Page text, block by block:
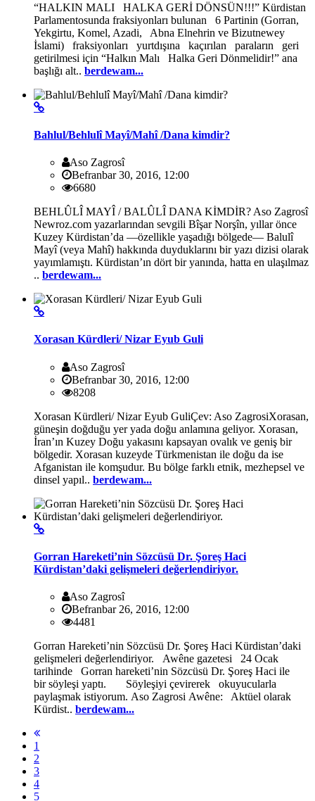
“HALKIN MALI HALKA GERİ DÖNSÜN!!!” Kürdistan
Parlamentosunda fraksiyonları bulunan 6 Partinin (Gorran,
Yekgirtu, Komel, Azadi, Abna Elnehrin ve Bizutnewey
İslami) fraksiyonları yurtdışına kaçırılan paraların geri
getirilmesi için “Halkın Malı Halka Geri Dönmelidir!” ana
başlığı alt.. berdewam...
Bahlul/Behlulî Mayî/Mahî /Dana kimdir?
Aso Zagrosî
Befranbar 30, 2016, 12:00
6680
BEHLÛLÎ MAYÎ / BALÛLÎ DANA KİMDİR? Aso Zagrosî
Newroz.com yazarlarından sevgili Bîşar Norşîn, yıllar önce
Kuzey Kürdistan’da —özellikle yaşadığı bölgede— Balulî
Mayî (veya Mahî) hakkında duyduklarını bir yazı dizisi olarak
yayımlamıştı. Kürdistan’ın dört bir yanında, hatta en ulaşılmaz
.. berdewam...
Xorasan Kürdleri/ Nizar Eyub Guli
Aso Zagrosî
Befranbar 30, 2016, 12:00
8208
Xorasan Kürdleri/ Nizar Eyub GuliÇev: Aso ZagrosiXorasan,
güneşin doğduğu yer yada doğu anlamına geliyor. Xorasan,
İran’ın Kuzey Doğu yakasını kapsayan ovalık ve geniş bir
bölgedir. Xorasan kuzeyde Türkmenistan ile doğu da ise
Afganistan ile komşudur. Bu bölge farklı etnik, mezhepsel ve
dinsel yapıl.. berdewam...
Gorran Hareketi’nin Sözcüsü Dr. Şoreş Haci
Kürdistan’daki gelişmeleri değerlendiriyor.
Aso Zagrosî
Befranbar 26, 2016, 12:00
4481
Gorran Hareketi’nin Sözcüsü Dr. Şoreş Haci Kürdistan’daki
gelişmeleri değerlendiriyor. Awêne gazetesi 24 Ocak
tarihinde Gorran hareketi’nin Sözcüsü Dr. Şoreş Haci ile
bir söyleşi yaptı. Söyleşiyi çevirerek okuyucularla
paylaşmak istiyorum. Aso Zagrosi Awêne: Aktüel olarak
Kürdist.. berdewam...
1
2
3
4
5